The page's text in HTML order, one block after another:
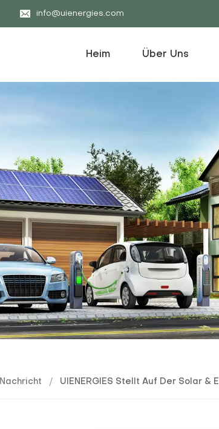
info@uienergies.com
Heim Über Uns
Nachricht / UIENERGIES Stellt Auf Der Solar